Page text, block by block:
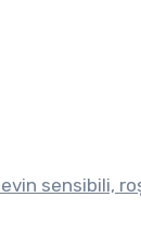
sensibili,